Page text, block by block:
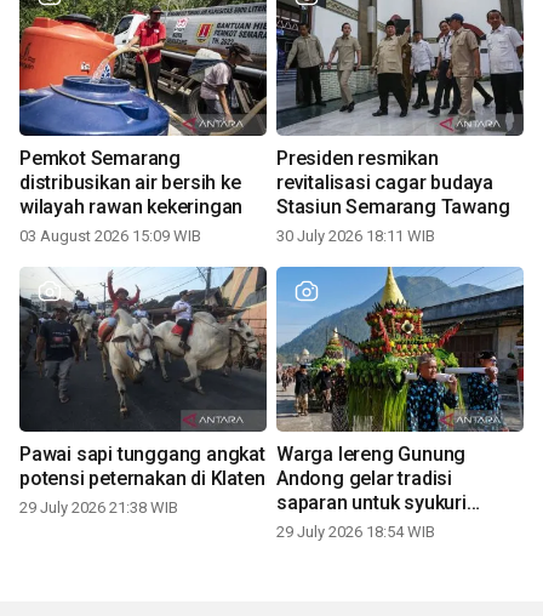
Pemkot Semarang
distribusikan air bersih ke
wilayah rawan kekeringan
03 August 2026 15:09 WIB
Presiden resmikan
revitalisasi cagar budaya
Stasiun Semarang Tawang
30 July 2026 18:11 WIB
Pawai sapi tunggang angkat
potensi peternakan di Klaten
29 July 2026 21:38 WIB
Warga lereng Gunung
Andong gelar tradisi
saparan untuk syukuri
panen
29 July 2026 18:54 WIB